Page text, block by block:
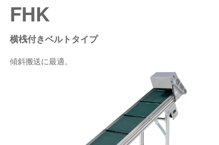
仕分けシステム
ピッキングシステム
保管システム
バンニング・デバンニングシステム
バーチカル装置（垂直搬送機）
食品
会社概要
事業所一覧
新着情報
FHK
横桟付きベルトタイプ
傾斜搬送に最適。